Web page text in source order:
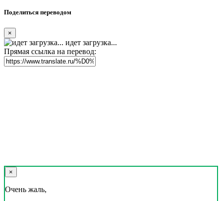
Поделиться переводом
×
идет загрузка...
Прямая ссылка на перевод:
×
Очень жаль,